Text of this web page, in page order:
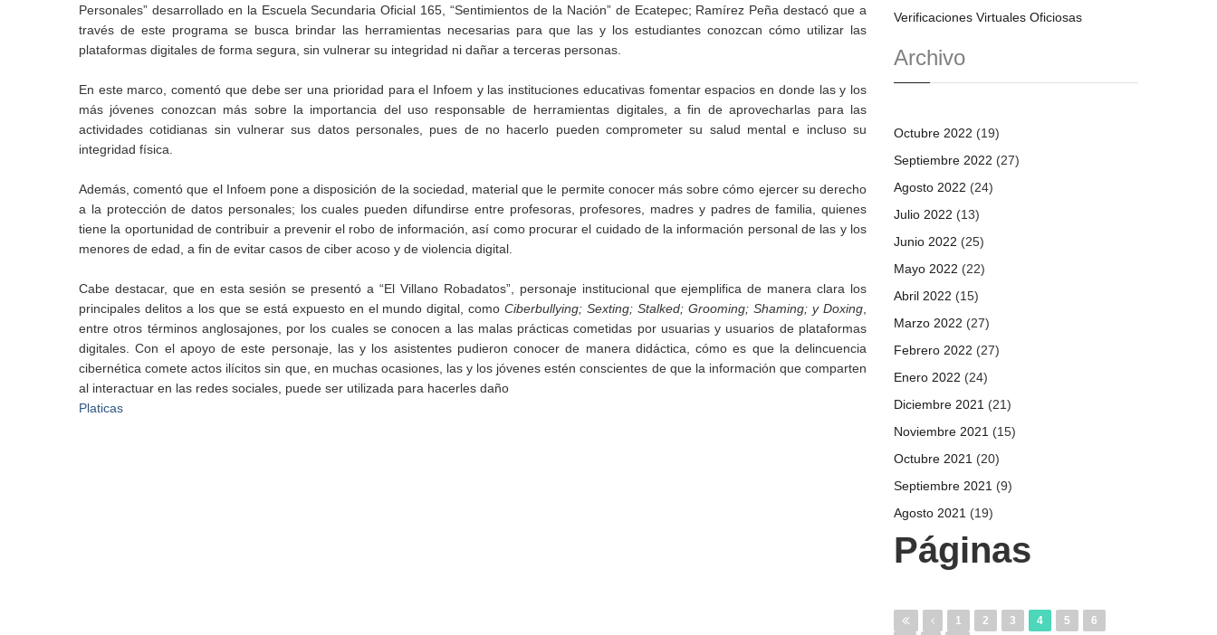
Personales” desarrollado en la Escuela Secundaria Oficial 165, “Sentimientos de la Nación” de Ecatepec; Ramírez Peña destacó que a
través de este programa se busca brindar las herramientas necesarias para que las y los estudiantes conozcan cómo utilizar las
plataformas digitales de forma segura, sin vulnerar su integridad ni dañar a terceras personas.
En este marco, comentó que debe ser una prioridad para el Infoem y las instituciones educativas fomentar espacios en donde las y los
más jóvenes conozcan más sobre la importancia del uso responsable de herramientas digitales, a fin de aprovecharlas para las
actividades cotidianas sin vulnerar sus datos personales, pues de no hacerlo pueden comprometer su salud mental e incluso su
integridad física.
Además, comentó que el Infoem pone a disposición de la sociedad, material que le permite conocer más sobre cómo ejercer su derecho
a la protección de datos personales; los cuales pueden difundirse entre profesoras, profesores, madres y padres de familia, quienes
tiene la oportunidad de contribuir a prevenir el robo de información, así como procurar el cuidado de la información personal de las y los
menores de edad, a fin de evitar casos de ciber acoso y de violencia digital.
Cabe destacar, que en esta sesión se presentó a “El Villano Robadatos”, personaje institucional que ejemplifica de manera clara los
principales delitos a los que se está expuesto en el mundo digital, comoCiberbullying; Sexting; Stalked; Grooming; Shaming; y Doxing
entre otros términos anglosajones, por los cuales se conocen a las malas prácticas cometidas por usuarias y usuarios de plataformas
digitales. Con el apoyo de este personaje, las y los asistentes pudieron conocer de manera didáctica, cómo es que la delincuencia
cibernética comete actos ilícitos sin que, en muchas ocasiones, las y los jóvenes estén conscientes de que la información que comparten
al interactuar en las redes sociales, puede ser utilizada para hacerles daño
Platicas
Verificaciones Virtuales Oficiosas
Archivo
Octubre 2022 (19)
Septiembre 2022 (27)
Agosto 2022 (24)
Julio 2022 (13)
Junio 2022 (25)
Mayo 2022 (22)
Abril 2022 (15)
Marzo 2022 (27)
Febrero 2022 (27)
Enero 2022 (24)
Diciembre 2021 (21)
Noviembre 2021 (15)
Octubre 2021 (20)
Septiembre 2021 (9)
Agosto 2021 (19)
Páginas
1 2 3 4 5
6